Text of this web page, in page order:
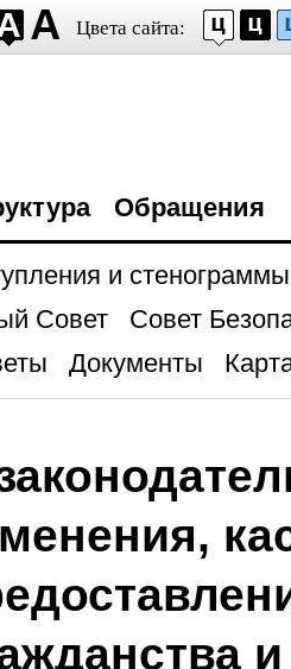
Цвета сайта:
Обращения
и стенограммы
Совет
Совет
Документы